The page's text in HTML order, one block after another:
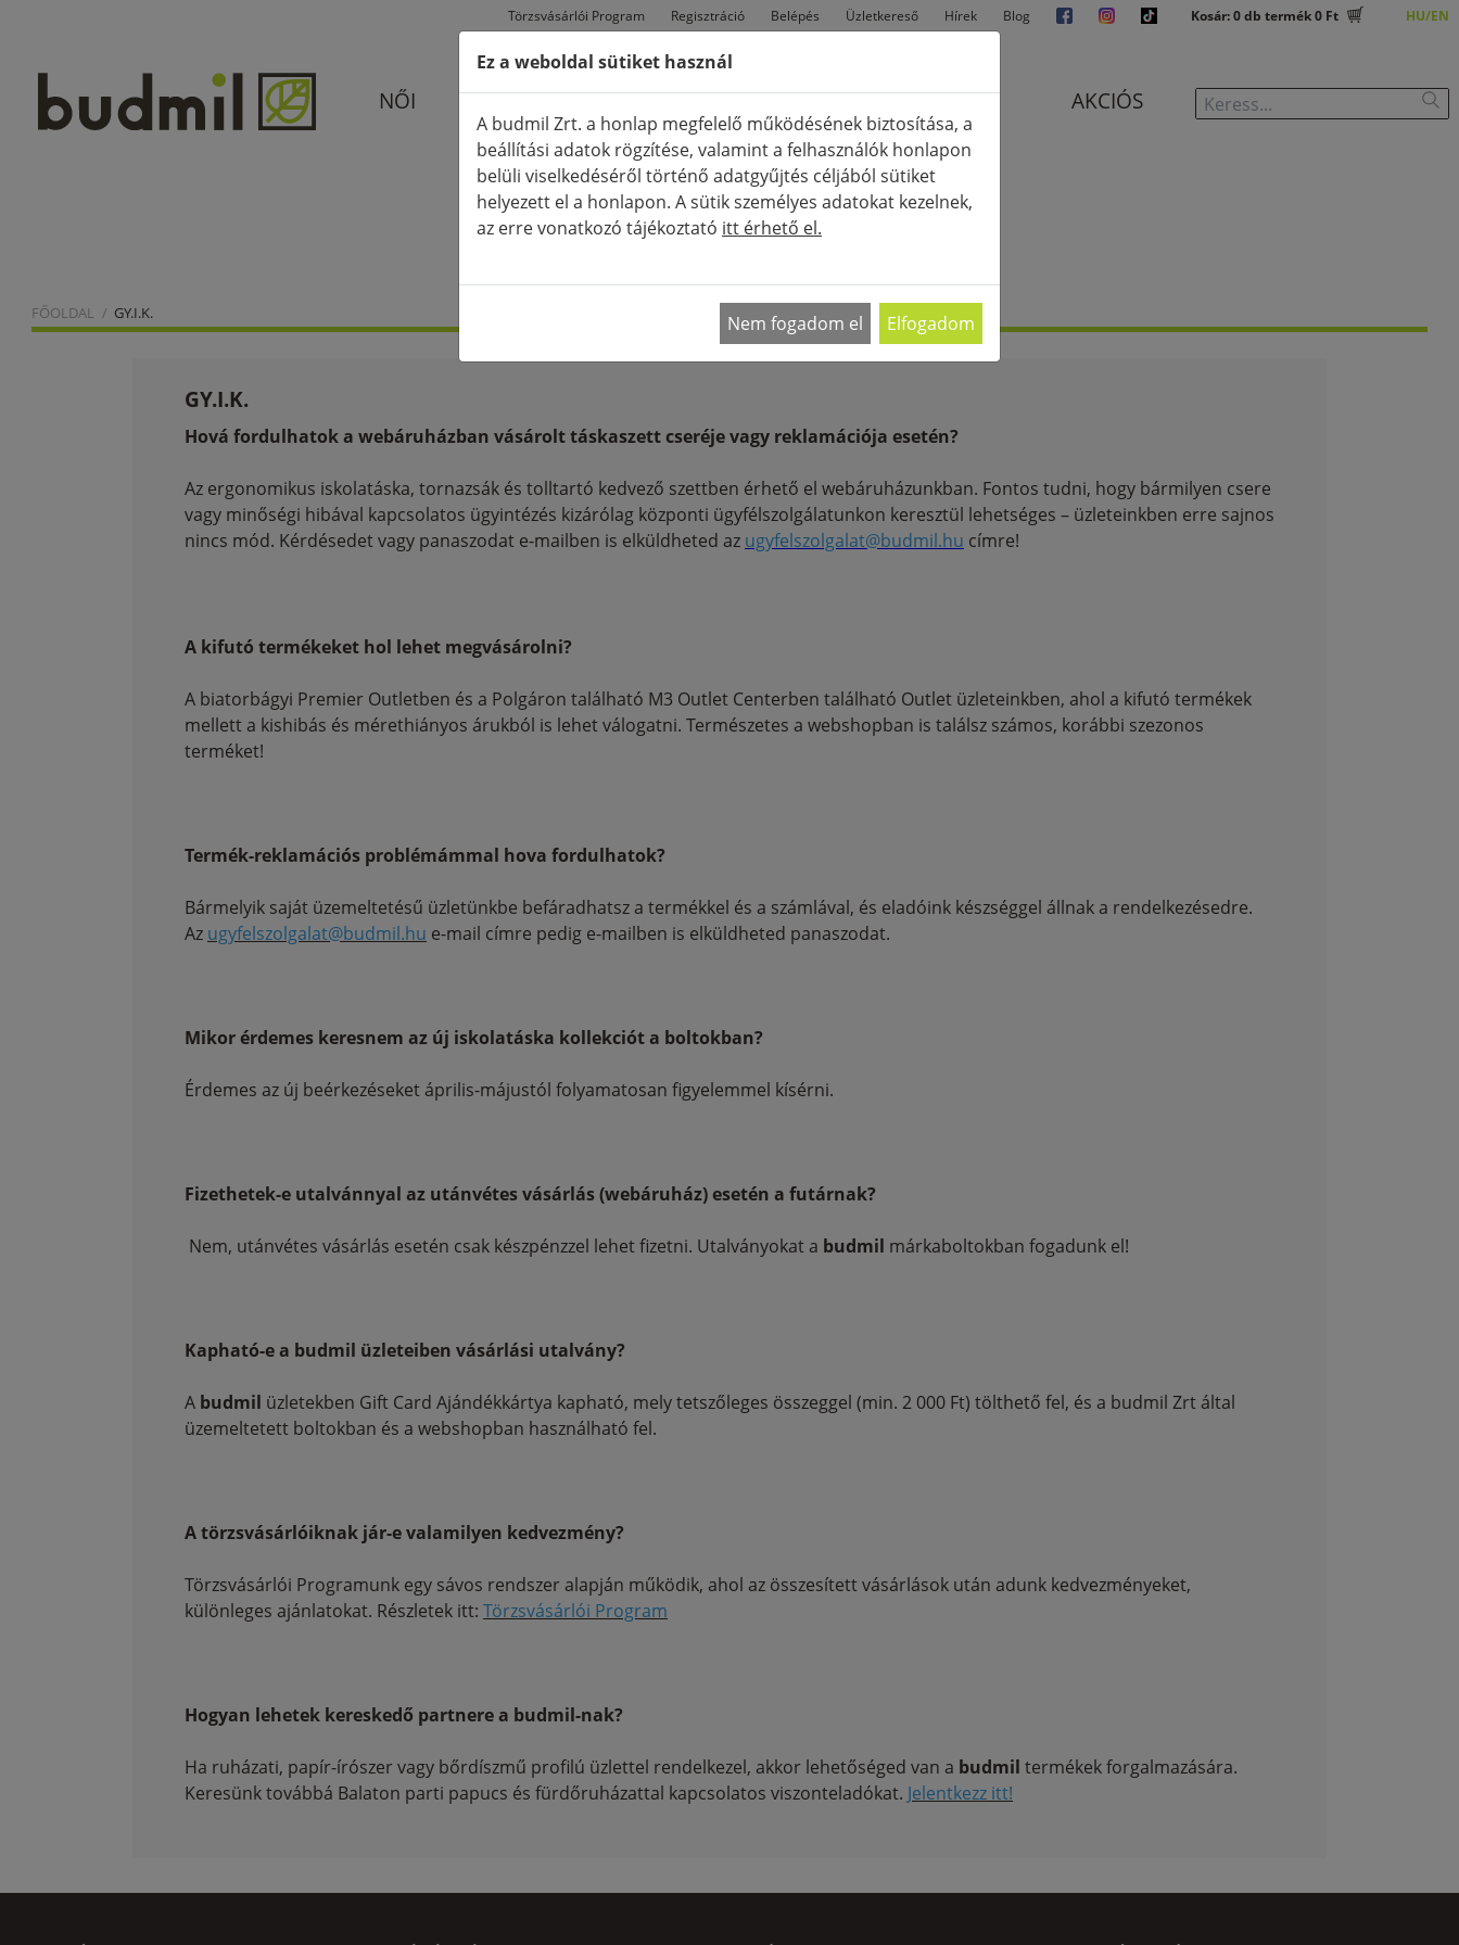
Törzsvásárlói Program Regisztráció Belépés Üzletkereső Hírek Blog Kosár:0db termék0 Ft HU EN
NŐI FÉRFI TÁSKÁK CIPŐK ÚJ AKCIÓS
FŐOLDAL GY.I.K.
GY.I.K.
Hová fordulhatok a webáruházban vásárolt táskaszett cseréje vagy reklamációja esetén?
Az ergonomikus iskolatáska, tornazsák és tolltartó kedvező szettben érhető el webáruházunkban. Fontos tudni, hogy bármilyen csere
vagy minőségi hibával kapcsolatos ügyintézés kizárólag központi ügyfélszolgálatunkon keresztül lehetséges – üzleteinkben erre sajnos
nincs mód. Kérdésedet vagy panaszodat e-mailben is elküldheted az ugyfelszolgalat@budmil.hu címre!
A kifutó termékeket hol lehet megvásárolni?
A biatorbágyi Premier Outletben és a Polgáron található M3 Outlet Centerben található Outlet üzleteinkben, ahol a kifutó termékek
mellett a kishibás és mérethiányos árukból is lehet válogatni. Természetes a webshopban is találsz számos, korábbi szezonos
terméket!
Termék-reklamációs problémámmal hova fordulhatok?
Bármelyik saját üzemeltetésű üzletünkbe befáradhatsz a termékkel és a számlával, és eladóink készséggel állnak a rendelkezésedre.
Az ugyfelszolgalat@budmil.hu e-mail címre pedig e-mailben is elküldheted panaszodat.
Mikor érdemes keresnem az új iskolatáska kollekciót a boltokban?
Érdemes az új beérkezéseket április-májustól folyamatosan figyelemmel kísérni.
Fizethetek-e utalvánnyal az utánvétes vásárlás (webáruház) esetén a futárnak?
Nem, utánvétes vásárlás esetén csak készpénzzel lehet fizetni. Utalványokat a budmil márkaboltokban fogadunk el!
Kapható-e a budmil üzleteiben vásárlási utalvány?
A budmil üzletekben Gift Card Ajándékkártya kapható, mely tetszőleges összeggel (min. 2 000 Ft) tölthető fel, és a budmil Zrt által
üzemeltetett boltokban és a webshopban használható fel.
A törzsvásárlóiknak jár-e valamilyen kedvezmény?
Törzsvásárlói Programunk egy sávos rendszer alapján működik, ahol az összesített vásárlások után adunk kedvezményeket,
különleges ajánlatokat. Részletek itt: Törzsvásárlói Program
Hogyan lehetek kereskedő partnere a budmil-nak?
Ha ruházati, papír-írószer vagy bőrdíszmű profilú üzlettel rendelkezel, akkor lehetőséged van a budmil termékek forgalmazására.
Keresünk továbbá Balaton parti papucs és fürdőruházattal kapcsolatos viszonteladókat. Jelentkezz itt!
Ez a weboldal sütiket használ
A budmil Zrt. a honlap megfelelő működésének biztosítása, a
beállítási adatok rögzítése, valamint a felhasználók honlapon
belüli viselkedéséről történő adatgyűjtés céljából sütiket
helyezett el a honlapon. A sütik személyes adatokat kezelnek,
az erre vonatkozó tájékoztató itt érhető el.
Nem fogadom el Elfogadom